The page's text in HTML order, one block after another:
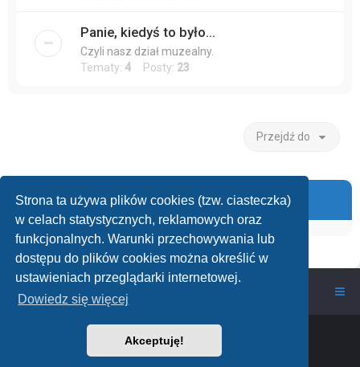
Strona ta używa plików cookies (tzw. ciasteczka)
w celach statystycznych, reklamowych oraz
funkcjonalnych. Warunki przechowywania lub
dostępu do plików cookies można określić w
ustawieniach przeglądarki internetowej.
Dowiedz się więcej
Akceptuję!
Panie, kiedyś to było...
Czyli nasz dział muzealny.
Tematy: 4 Posty: 23
Przejdź do
Informacje
wawarium.pl Nasze Forum Akwarystyczne
Polski pakiet językowy dostarczaphpBB.pl
phpBB Two Factor Authentication ©paul999